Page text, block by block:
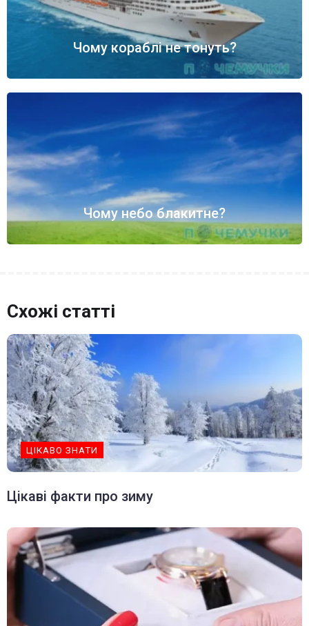
Чому кораблі не тонуть?
Чому небо блакитне?
Схожі статті
ЦІКАВО ЗНАТИ
Цікаві факти про зиму